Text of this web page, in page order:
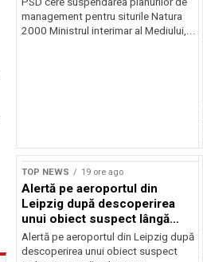
management pentru siturile Natura
2000 Ministrul interimar al Mediului,...
TOP NEWS 19 ore ago
Alertă pe aeroportul din
Leipzig după descoperirea
unui obiect suspect lângă
pistă
Alertă pe aeroportul din Leipzig după
descoperirea unui obiect suspect